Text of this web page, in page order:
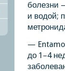
бοлезни
и водой;
—
до 1–4